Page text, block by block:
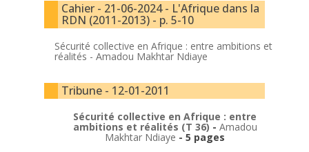
Cahier - 21-06-2024 - L'Afrique dans la
RDN (2011-2013) - p. 5-10
Sécurité collective en Afrique : entre ambitions et
réalités - Amadou Makhtar Ndiaye
Tribune - 12-01-2011
Sécurité collective en Afrique : entre
ambitions et réalités (T 36) - Amadou
Makhtar Ndiaye - 5 pages